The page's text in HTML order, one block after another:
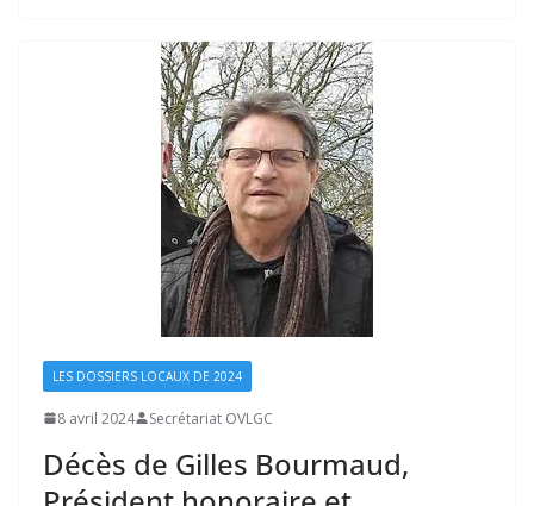
LES DOSSIERS LOCAUX DE 2024
8 avril 2024 Secrétariat OVLGC
Décès de Gilles Bourmaud,